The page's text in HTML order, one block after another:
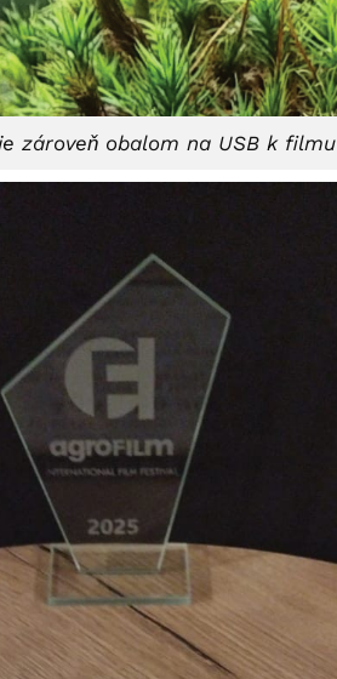
zároveň obalom na USB k